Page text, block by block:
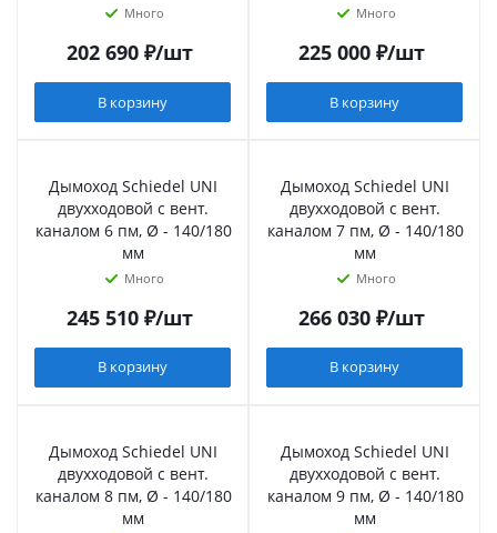
Много
202 690₽/шт
В корзину
Много
225 000₽/шт
В корзину
Дымоход Schiedel UNI
двухходовой с вент.
каналом 6 пм, Ø - 140/180
мм
Много
245 510₽/шт
В корзину
Дымоход Schiedel UNI
двухходовой с вент.
каналом 7 пм, Ø - 140/180
мм
Много
266 030₽/шт
В корзину
Дымоход Schiedel UNI
двухходовой с вент.
каналом 8 пм, Ø - 140/180
мм
Дымоход Schiedel UNI
двухходовой с вент.
каналом 9 пм, Ø - 140/180
мм